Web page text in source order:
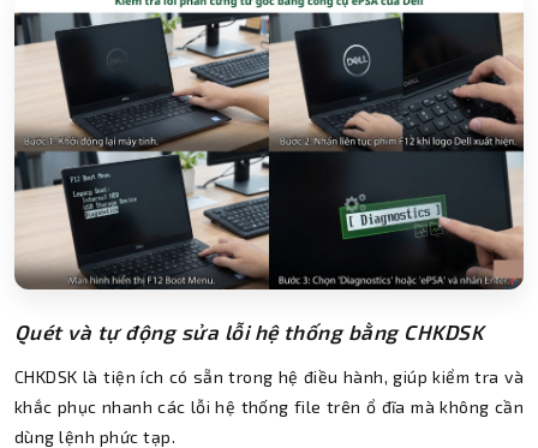
Quét và tự động sửa lỗi hệ thống bằng CHKDSK
CHKDSK là tiện ích có sẵn trong hệ điều hành, giúp kiểm tra và
khắc phục nhanh các lỗi hệ thống file trên ổ đĩa mà không cần
dùng lệnh phức tạp.